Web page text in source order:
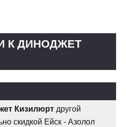
К ДИНОДЖЕТ
Кизилюрт другой
скидкой Ейск - Азолол